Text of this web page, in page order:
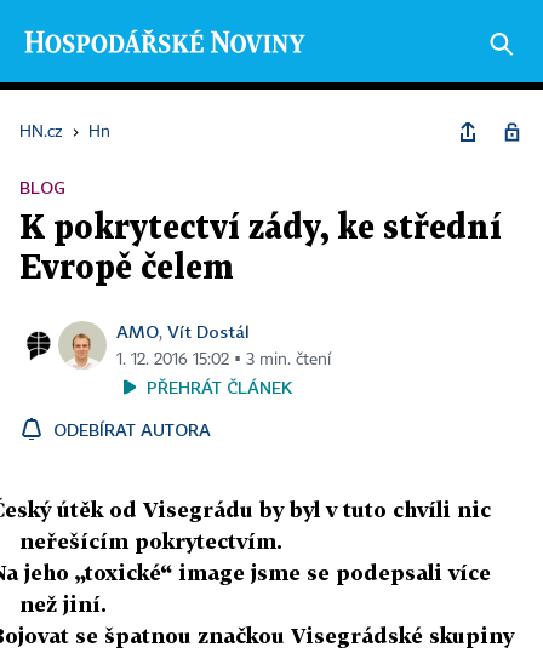
HN.cz › Hn
BLOG
K pokrytectví zády, ke střední
Evropě čelem
AMO, Vít Dostál
1. 12. 2016 15:02 ▪ 3 min. čtení
PŘEHRÁT ČLÁNEK
ODEBÍRAT AUTORA
útěk od Visegrádu by byl v tuto chvíli nic
neřešícím pokrytectvím.
jeho „toxické“ image jsme se podepsali více
než jiní.
se špatnou značkou Visegrádské skupiny